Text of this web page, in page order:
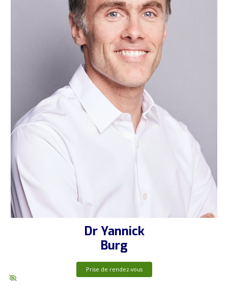
Dr Yannick
Burg
Prise de rendez-vous